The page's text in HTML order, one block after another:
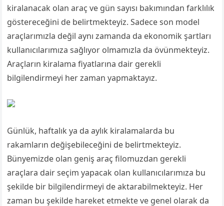
kiralanacak olan araç ve gün sayısı bakımından farklılık
göstereceğini de belirtmekteyiz. Sadece son model
araçlarımızla değil aynı zamanda da ekonomik şartları
kullanıcılarımıza sağlıyor olmamızla da övünmekteyiz.
Araçların kiralama fiyatlarına dair gerekli
bilgilendirmeyi her zaman yapmaktayız.
Günlük, haftalık ya da aylık kiralamalarda bu
rakamların değişebileceğini de belirtmekteyiz.
Bünyemizde olan geniş araç filomuzdan gerekli
araçlara dair seçim yapacak olan kullanıcılarımıza bu
şekilde bir bilgilendirmeyi de aktarabilmekteyiz. Her
zaman bu şekilde hareket etmekte ve genel olarak da